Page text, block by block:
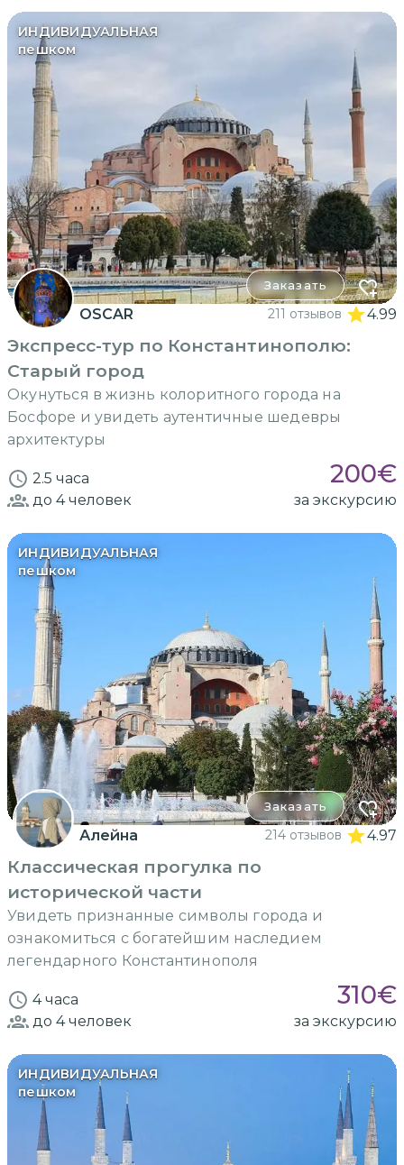
ИНДИВИДУАЛЬНАЯ
пешком
Заказать
OSCAR 211 отзывов 4.99
Экспресс-тур по Константинополю:
Старый город
Окунуться в жизнь колоритного города на
Босфоре и увидеть аутентичные шедевры
архитектуры
2.5 часа 200€
до 4человек за экскурсию
ИНДИВИДУАЛЬНАЯ
пешком
Заказать
Алейна 214 отзывов 4.97
Классическая прогулка по
исторической части
Увидеть признанные символы города и
ознакомиться с богатейшим наследием
легендарного Константинополя
4 часа 310€
до 4человек за экскурсию
ИНДИВИДУАЛЬНАЯ
пешком